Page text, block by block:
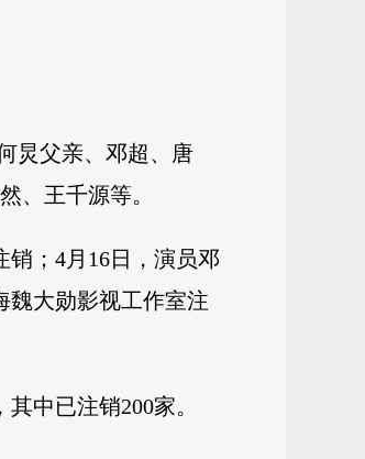
炅父亲、邓超、唐
、王千源等。
；4月16日，演员邓
魏大勋影视工作室注
中已注销200家。